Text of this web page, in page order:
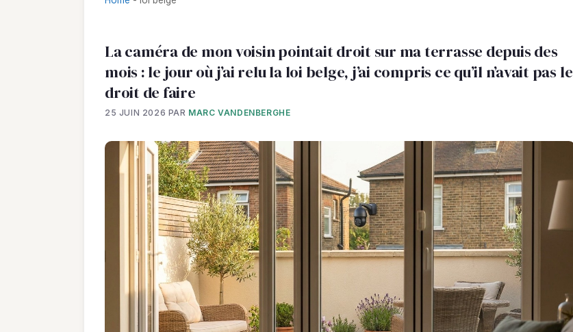
La caméra de mon voisin pointait droit sur ma terrasse depuis des
mois : le jour où j’ai relu la loi belge, j’ai compris ce qu’il n’avait pas le
droit de faire
25 JUIN 2026 PAR MARC VANDENBERGHE